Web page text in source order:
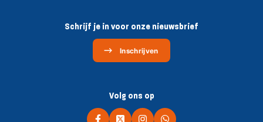
Schrijf je in voor onze nieuwsbrief
Inschrijven
Volg ons op